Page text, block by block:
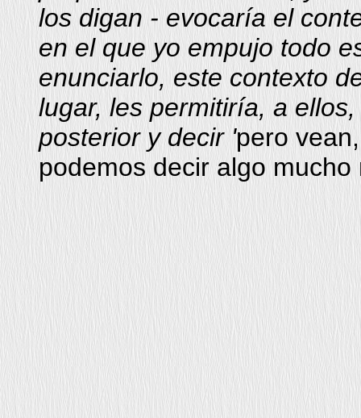
los digan - evocaría el
en el que yo empujo todo
enunciarlo, este contexto
lugar, les permitiría, a
posterior y decir 'pero
podemos decir algo